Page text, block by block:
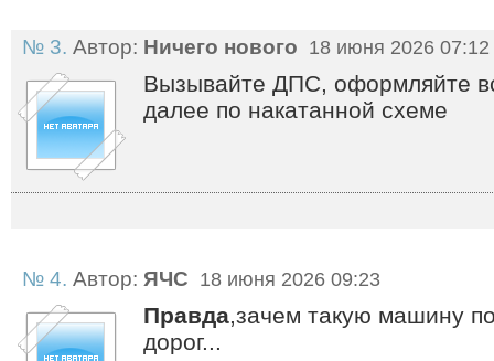
№ 3. Автор: Ничего нового 18 июня 2026 07:12
Вызывайте ДПС, оформляйте
далее по накатанной схеме
№ 4. Автор: ЯЧС 18 июня 2026 09:23
Правда,зачем такую машину
дорог...